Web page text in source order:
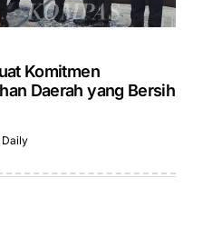
Komitmen
Daerah yang Bersih
Daily